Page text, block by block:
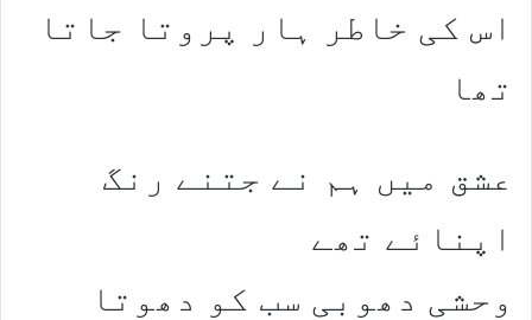
اس کی خاطر ہار پروتا جاتا
تھا
عشق میں ہم نے جتنے رنگ
اپنائے تھے
وحشی دھوبی سب کو دھوتا